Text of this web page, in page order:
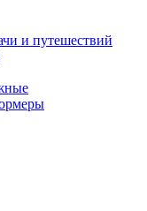
и путешествий